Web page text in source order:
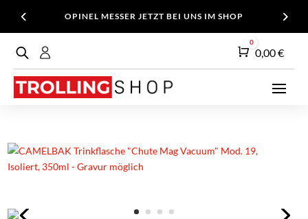
OPINEL MESSER JETZT BEI UNS IM SHOP
Warenkorb
0
0,00€